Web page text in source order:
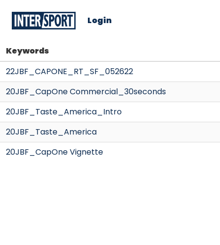
Login
Keywords
22JBF_CAPONE_RT_SF_052622
20JBF_CapOne Commercial_30seconds
20JBF_Taste_America_Intro
20JBF_Taste_America
20JBF_CapOne Vignette